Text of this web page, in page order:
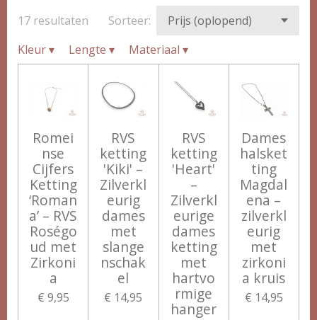
17 resultaten
Sorteer:
Kleur▾ Lengte ▾ Materiaal ▾
Romei
nse
Cijfers
Ketting
‘Roman
a’ – RVS
Roségo
ud met
Zirkoni
a
€ 9,95
RVS
ketting
'Kiki' –
Zilverkl
eurig
dames
met
slange
nschak
el
€ 14,95
RVS
ketting
'Heart'
–
Zilverkl
eurige
dames
ketting
met
hartvo
rmige
hanger
Dames
halsket
ting
Magdal
ena –
zilverkl
eurig
met
zirkoni
a kruis
€ 14,95